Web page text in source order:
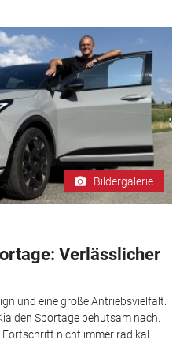
Bildergalerie
Verlässlicher
und eine große Antriebsvielfalt:
den Sportage behutsam nach.
nicht immer radikal...